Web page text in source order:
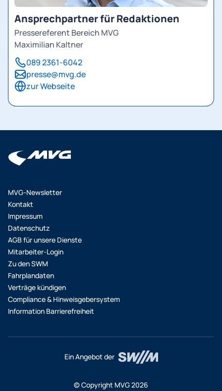
Ansprechpartner für Redaktionen
Pressereferent Bereich MVG
Maximilian Kaltner
089 2361-6042
presse@mvg.de
zur Webseite
MVG-Newsletter
Kontakt
Impressum
Datenschutz
AGB für unsere Dienste
Mitarbeiter-Login
Zu den SWM
Fahrplandaten
Verträge kündigen
Compliance & Hinweisgebersystem
Information Barrierefreiheit
© Copyright MVG 2026
Ein Angebot der